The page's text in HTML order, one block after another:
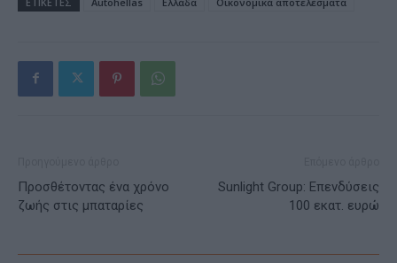
Προσθέτοντας ένα χρόνο
ζωής στις μπαταρίες
Sunlight Group: Επενδύσεις
100 εκατ. ευρώ